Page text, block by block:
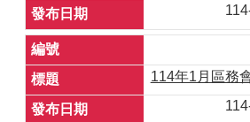
114年1月區務